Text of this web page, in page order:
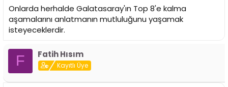
Onlarda herhalde Galatasaray'ın Top 8'e kalma
aşamalarını anlatmanın mutluluğunu yaşamak
isteyeceklerdir.
F Fatih Hısım
Kayıtlı Üye